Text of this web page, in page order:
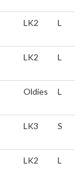
LK2 L
LK2 L
Oldies L
LK3 S
LK2 L